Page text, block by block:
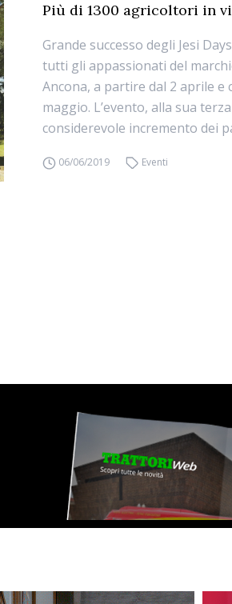
Più di 1300 agricoltori in
Grande successo degli Jesi
tutti gli appassionati del
Ancona, a partire dal 2 aprile e
maggio. L’evento, alla sua
considerevole incremento dei
06/06/2019 Eventi